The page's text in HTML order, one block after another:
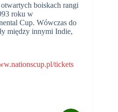
boiskach rangi
roku w
Cup. Wówczas do
między innymi Indie,
tickets